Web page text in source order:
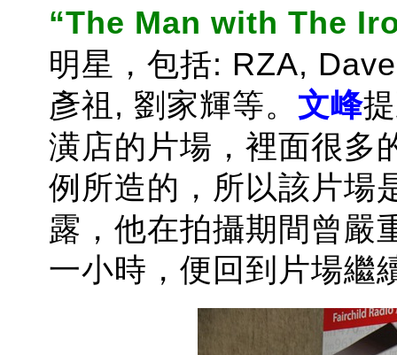
“The Man with The
明星，包括: RZA,
彥祖, 劉家輝等。 文峰
潢店的片場，裡面很多
例所造的，所以該片場
露，他在拍攝期間曾嚴
一小時，便回到片場繼